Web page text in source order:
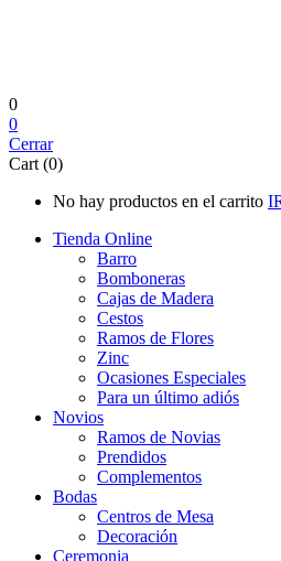
0
0
Cerrar
Cart (0)
No hay productos en el carrito
Tienda Online
Barro
Bomboneras
Cajas de Madera
Cestos
Ramos de Flores
Zinc
Ocasiones Especiales
Para un último adiós
Novios
Ramos de Novias
Prendidos
Complementos
Bodas
Centros de Mesa
Decoración
Ceremonia